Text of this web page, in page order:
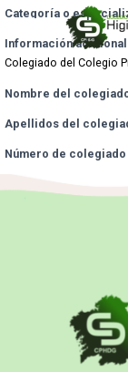
Categoría o
Información adicional
Colegiado del Colegio
Nombre del
Apellidos del
Número de colegiado